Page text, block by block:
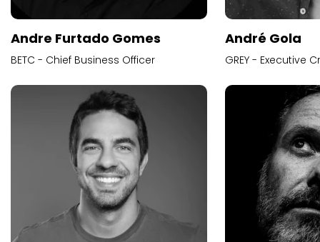
Andre Furtado Gomes
BETC - Chief Business Officer
André Gola
GREY - Executive